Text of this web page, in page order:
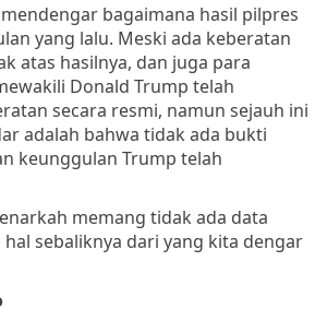
bagaimana hasil pilpres
yang lalu. Meski ada keberatan
atas hasilnya, dan juga para
Donald Trump telah
secara resmi, namun sejauh ini
adalah bahwa tidak ada bukti
keunggulan Trump telah
memang tidak ada data
sebaliknya dari yang kita dengar